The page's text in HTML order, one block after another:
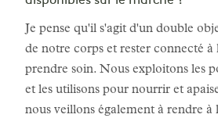
Je pense qu'il s'agit d'un double
de notre corps et rester connecté à
prendre soin. Nous exploitons les
et les utilisons pour nourrir et
nous veillons également à rendre à